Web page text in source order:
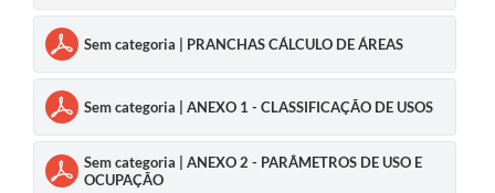
Sem categoria | PRANCHAS CÁLCULO DE ÁREAS
Sem categoria | ANEXO 1 - CLASSIFICAÇÃO DE USOS
Sem categoria | ANEXO 2 - PARÂMETROS DE USO E
OCUPAÇÃO